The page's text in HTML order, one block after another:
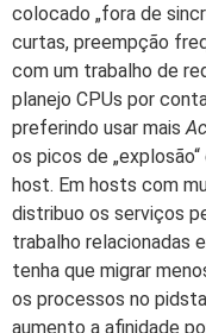
colocado „fora de
curtas, preempção
com um trabalho de
planejo CPUs por
preferindo usar mais
os picos de
host. Em hosts com
distribuo os serviços
trabalho relacionadas
tenha que migrar
os processos no
aumento a afinidade